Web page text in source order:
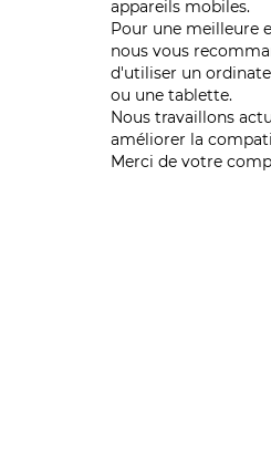
appareils mobiles.
Pour une meilleure
nous vous
d'utiliser un
ou une tablette.
Nous travaillons
améliorer la
Merci de votre